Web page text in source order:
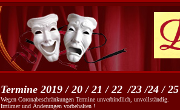
Termine 2019 / 20 / 21 / 22 /23 /24 /
Wegen Coronabeschränkungen Termine unverbindlich, unvollständig.
Irrtümer und Änderungen vorbehalten !